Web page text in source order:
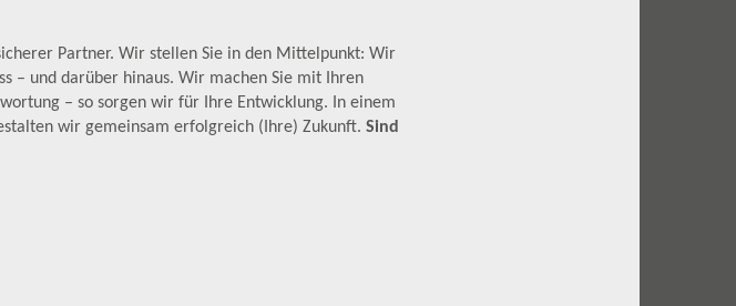
Partner. Wir stellen Sie in den Mittelpunkt: Wir
– und darüber hinaus. Wir machen Sie mit Ihren
– so sorgen wir für Ihre Entwicklung. In einem
wir gemeinsam erfolgreich (Ihre) Zukunft. Sind